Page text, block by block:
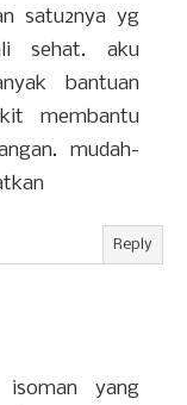
satu2nya yg
sehat. aku
bantuan
membantu
mudah-
Reply
yang